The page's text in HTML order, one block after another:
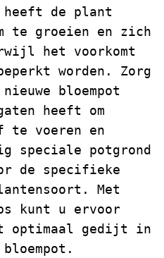
de plant
te groeien en zich
het voorkomt
worden. Zorg
bloempot
heeft om
voeren en
speciale potgrond
de specifieke
Met
kunt u ervoor
optimaal gedijt in